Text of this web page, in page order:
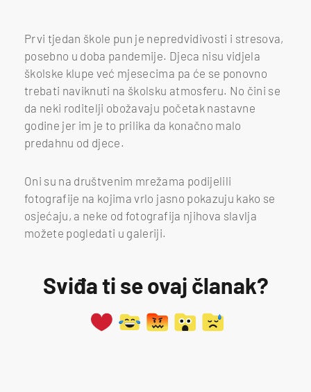
Prvi tjedan škole pun je nepredvidivosti i stresova,
posebno u doba pandemije. Djeca nisu vidjela
školske klupe već mjesecima pa će se ponovno
trebati naviknuti na školsku atmosferu. No čini se
da neki roditelji obožavaju početak nastavne
godine jer im je to prilika da konačno malo
predahnu od djece.
Oni su na društvenim mrežama podijelili
fotografije na kojima vrlo jasno pokazuju kako se
osjećaju, a neke od fotografija njihova slavlja
možete pogledati u galeriji.
Sviđa ti se ovaj članak?